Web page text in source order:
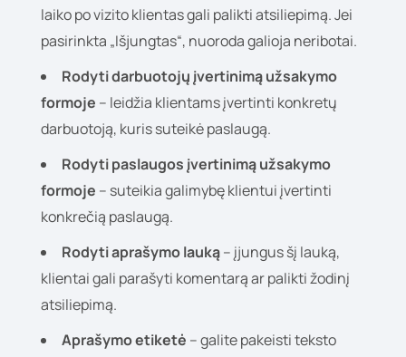
laiko po vizito klientas gali palikti atsiliepimą. Jei
pasirinkta „Išjungtas“, nuoroda galioja neribotai.
Rodyti darbuotojų įvertinimą užsakymo
formoje – leidžia klientams įvertinti konkretų
darbuotoją, kuris suteikė paslaugą.
Rodyti paslaugos įvertinimą užsakymo
formoje – suteikia galimybę klientui įvertinti
konkrečią paslaugą.
Rodyti aprašymo lauką– įjungus šį lauką,
klientai gali parašyti komentarą ar palikti žodinį
atsiliepimą.
Aprašymo etiketė – galite pakeisti teksto